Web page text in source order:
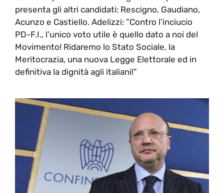
presenta gli altri candidati: Rescigno, Gaudiano,
Acunzo e Castiello. Adelizzi: ”Contro l’inciucio
PD-F.I., l’unico voto utile è quello dato a noi del
Movimento! Ridaremo lo Stato Sociale, la
Meritocrazia, una nuova Legge Elettorale ed in
definitiva la dignità agli italiani!”